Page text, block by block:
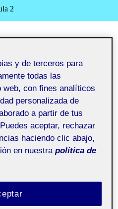
2
–
MADRUGA PEDRERA
Y APLICACIONES
y de terceros para
todas las
web, con fines analíticos
personalizada de
a partir de tus
aceptar, rechazar
haciendo clic abajo,
en nuestra política de